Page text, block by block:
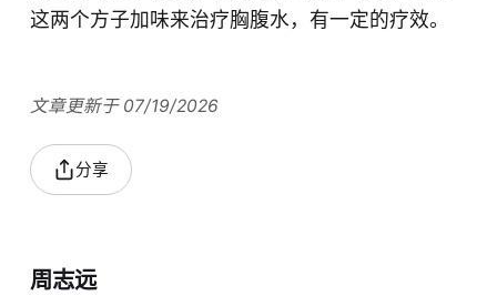
这两个方子加味来治疗胸腹水，​有一定的疗效。
文章更新于 07/19/2026
分享
周志远